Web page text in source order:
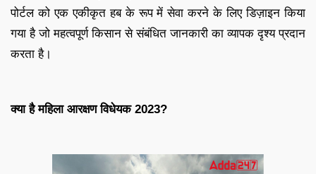
पोर्टल को एक एकीकृत हब के रूप में सेवा करने के लिए डिज़ाइन किया
गया है जो महत्वपूर्ण किसान से संबंधित जानकारी का व्यापक दृश्य प्रदान
करता है।
क्या है महिला आरक्षण विधेयक 2023?